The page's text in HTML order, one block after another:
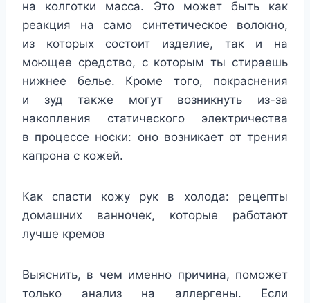
на колготки масса. Это может быть как
реакция на само синтетическое волокно,
из которых состоит изделие, так и на
моющее средство, с которым ты стираешь
нижнее белье. Кроме того, покраснения
и зуд также могут возникнуть из-за
накопления статического электричества
в процессе носки: оно возникает от трения
капрона с кожей.
Как спасти кожу рук в холода: рецепты
домашних ванночек, которые работают
лучше кремов
Выяснить, в чем именно причина, поможет
только анализ на аллергены. Если